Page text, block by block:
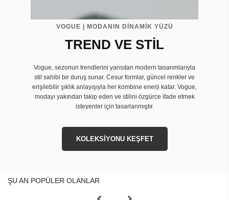
VOGUE | MODANIN DİNAMİK YÜZÜ
TREND VE STİL
Vogue, sezonun trendlerini yansıtan modern tasarımlarıyla
stil sahibi bir duruş sunar. Cesur formlar, güncel renkler ve
erişilebilir şıklık anlayışıyla her kombine enerji katar. Vogue,
modayı yakından takip eden ve stilini özgürce ifade etmek
isteyenler için tasarlanmıştır.
KOLEKSİYONU KEŞFET
ŞU AN POPÜLER OLANLAR